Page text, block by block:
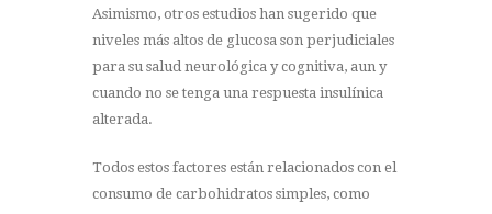
Asimismo, otros estudios han sugerido que
niveles más altos de glucosa son perjudiciales
para su salud neurológica y cognitiva, aun y
cuando no se tenga una respuesta insulínica
alterada.
Todos estos factores están relacionados con el
consumo de carbohidratos simples, como